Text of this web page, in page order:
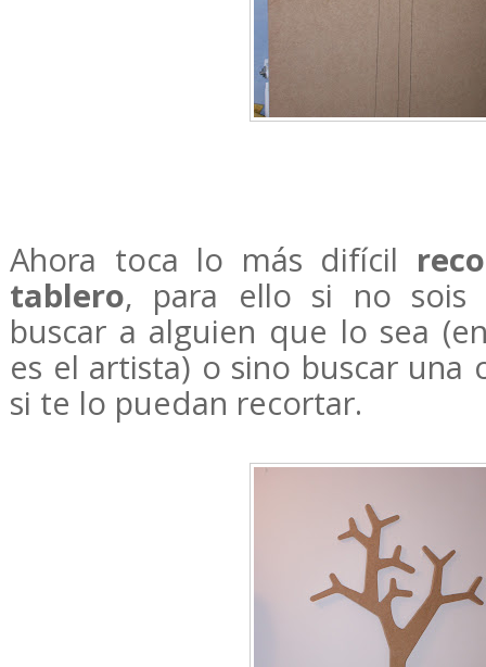
Ahora toca lo más difícil
tablero, para ello si no sois
buscar a alguien que lo sea
es el artista) o sino buscar una
si te lo puedan recortar.